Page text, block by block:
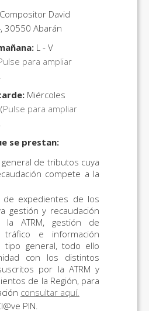
David
30550 Abarán
L - V
para ampliar
Miércoles
Pulse para ampliar
se prestan:
de tributos cuya
compete a la
de expedientes de los
gestión y recaudación
la ATRM, gestión de
e información
tipo general, todo ello
con los distintos
por la ATRM y
de la Región, para
consultar aquí.
PIN.